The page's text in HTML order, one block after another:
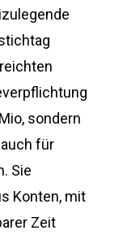
sondern
für
Sie
Konten, mit
Zeit